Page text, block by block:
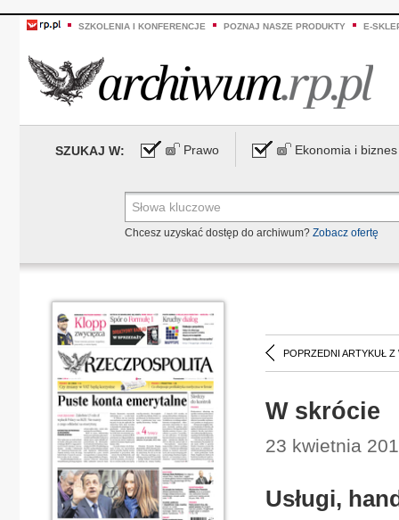
SZKOLENIA I KONFERENCJE POZNAJ NASZE PRODUKTY E-
SZUKAJ W: Prawo Ekonomia i biznes
Chcesz uzyskać dostęp do archiwum? Zobacz ofertę
POPRZEDNI ARTYKUŁ Z
W skrócie
23 kwietnia
Usługi,